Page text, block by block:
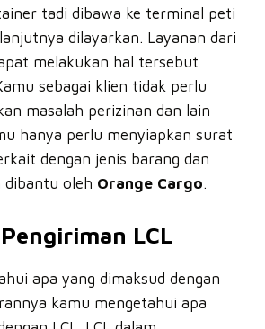
tadi dibawa ke terminal peti
dilayarkan. Layanan dari
melakukan hal tersebut
sebagai klien tidak perlu
masalah perizinan dan lain
hanya perlu menyiapkan surat
dengan jenis barang dan
dibantu oleh Orange Cargo.
LCL
apa yang dimaksud dengan
kamu mengetahui apa